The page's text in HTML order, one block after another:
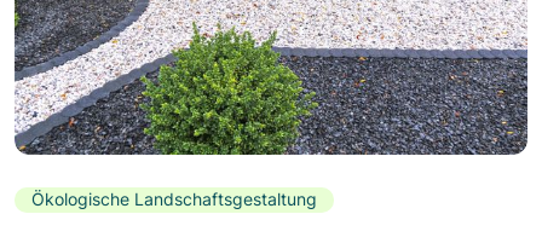
Ökologische Landschaftsgestaltung